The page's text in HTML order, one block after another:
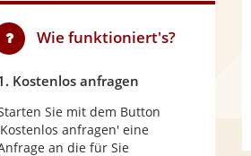
Wie funktioniert's?
Kostenlos anfragen
Sie mit dem Button
anfragen' eine
an die für Sie